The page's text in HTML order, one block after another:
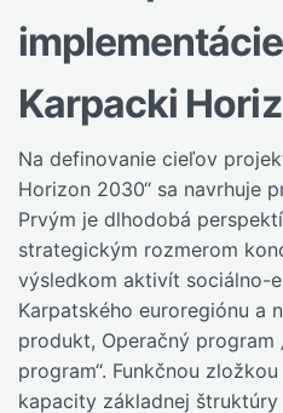
Karpacki
Na definovanie cieľov
Horizon 2030“ sa navrhuje
Prvým je dlhodobá
strategickým rozmerom
výsledkom aktivít sociálno-
Karpatského euroregiónu a
produkt, Operačný program
program“. Funkčnou
kapacity základnej